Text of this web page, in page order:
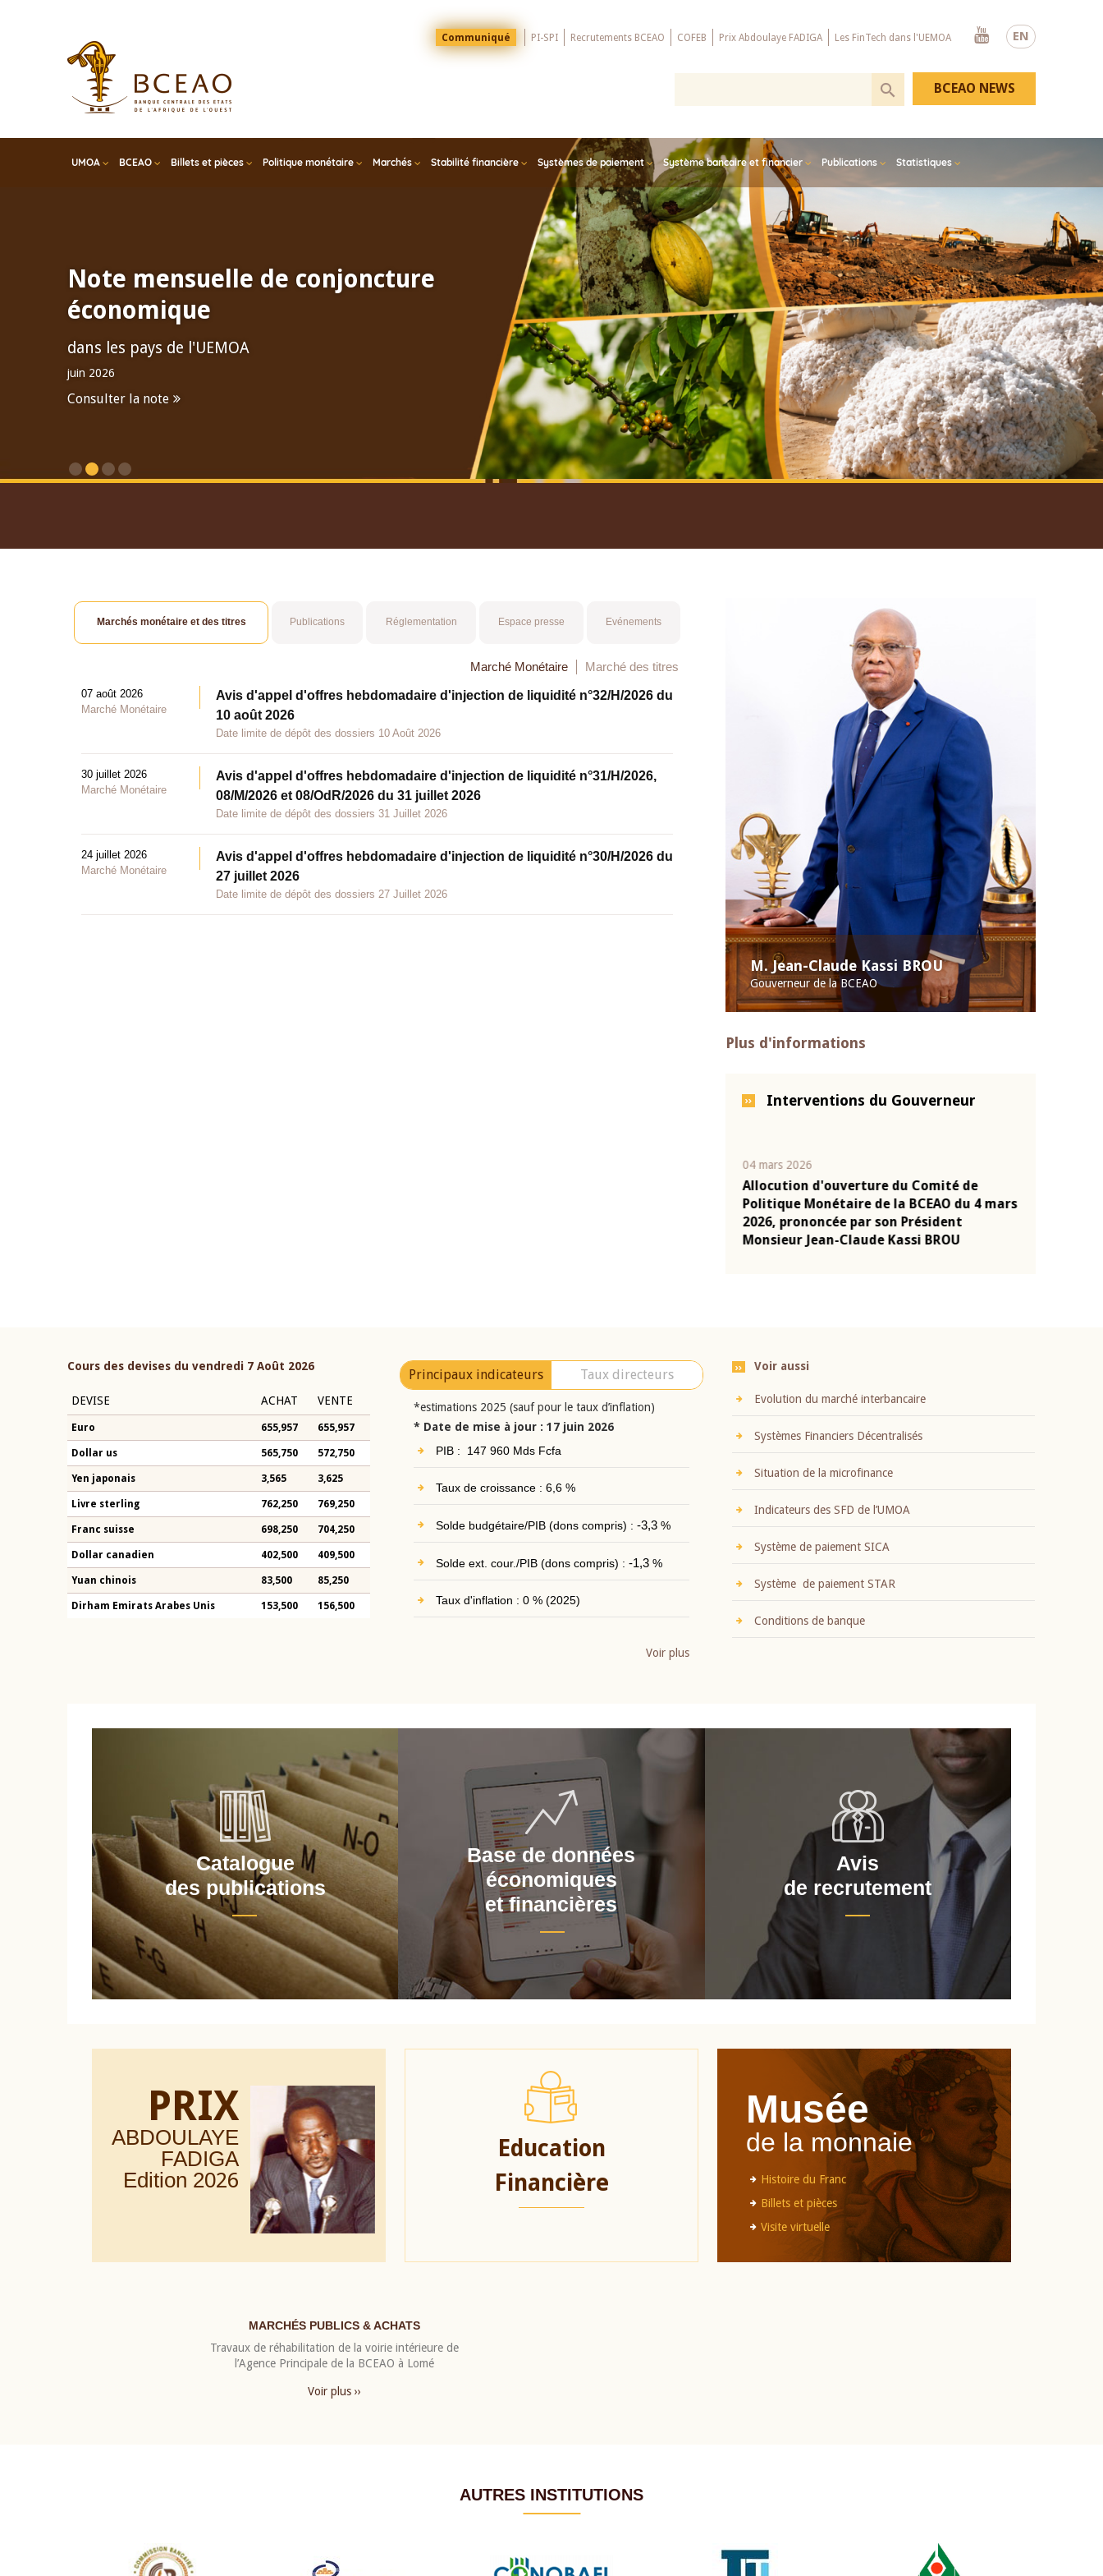
EN
Menu
Top
Communiqué PI-SPI Recrutements BCEAO COFEB Prix Abdoulaye FADIGA Les FinTech dans l'UEMOA
Youtube
UMOA BCEAO Billets et pièces Politique monétaire Marchés Stabilité financière Systèmes de paiement Système bancaire et financier Publications Statistiques
BCEAO NEWS
Note mensuelle de conjoncture
économique
dans les pays de l'UEMOA
juin 2026
Consulter la note
M. Jean-Claude Kassi BROU
Gouverneur de la BCEAO
Plus d'informations
Interventions du Gouverneur
04 mars 2026
Allocution d'ouverture du Comité de
Politique Monétaire de la BCEAO du 4 mars
2026, prononcée par son Président
Monsieur Jean-Claude Kassi BROU
Marchés monétaire et des titres Publications Réglementation Espace presse Evénements
Marché Monétaire Marché des titres
07 août 2026
Marché Monétaire
Avis d'appel d'offres hebdomadaire d'injection de liquidité n°32/H/2026 du
10 août 2026
Date limite de dépôt des dossiers 10 Août 2026
30 juillet 2026
Marché Monétaire
Avis d'appel d'offres hebdomadaire d'injection de liquidité n°31/H/2026,
08/M/2026 et 08/OdR/2026 du 31 juillet 2026
Date limite de dépôt des dossiers 31 Juillet 2026
24 juillet 2026
Marché Monétaire
Avis d'appel d'offres hebdomadaire d'injection de liquidité n°30/H/2026 du
27 juillet 2026
Date limite de dépôt des dossiers 27 Juillet 2026
Cours des devises du vendredi 7 Août 2026
DEVISE ACHAT VENTE
Euro 655,957 655,957
Dollar us 565,750 572,750
Yen japonais 3,565 3,625
Livre sterling 762,250 769,250
Franc suisse 698,250 704,250
Dollar canadien 402,500 409,500
Yuan chinois 83,500 85,250
Dirham Emirats Arabes Unis 153,500 156,500
Principaux indicateurs Taux directeurs
*estimations 2025 (sauf pour le taux d’inflation)
* Date de mise à jour : 17 juin 2026
PIB : 147 960 Mds Fcfa
Taux de croissance : 6,6 %
Solde budgétaire/PIB (dons compris) : -3,3%
Solde ext. cour./PIB (dons compris) : -1,3%
Taux d'inflation : 0 % (2025)
Voir plus
Voir aussi
Evolution du marché interbancaire
Systèmes Financiers Décentralisés
Situation de la microfinance
Indicateurs des SFD de l’UMOA
Système de paiement SICA
Système de paiement STAR
Conditions de banque
Catalogue
des publications
Base de données
économiques
et financières
Avis
de recrutement
PRIX
ABDOULAYE
FADIGA
Edition 2026
Education
Financière
Musée
de la monnaie
Histoire du Franc
Billets et pièces
Visite virtuelle
MARCHÉS PUBLICS & ACHATS
Travaux de réhabilitation de la voirie intérieure de
l’Agence Principale de la BCEAO à Lomé
Voir plus ››
AUTRES INSTITUTIONS